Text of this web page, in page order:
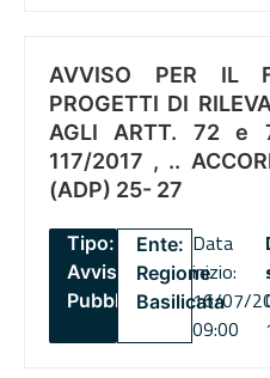
AVVISO PER IL
PROGETTI DI
AGLI ARTT. 72 e
117/2017 , ..
(ADP) 25- 27
Tipo:
Avviso
Pubblico
Ente:
Regione
Basilicata
Data
inizio:
16/07/
09:00